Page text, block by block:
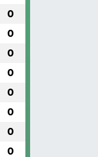
0
0
0
0
0
0
0
0